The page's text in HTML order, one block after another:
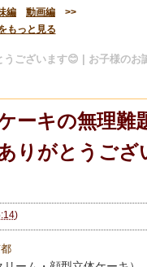
編 動画編 >>
もっと見る
ございます😊 | お子様のお
ーキの無理難
りがとうござ
)